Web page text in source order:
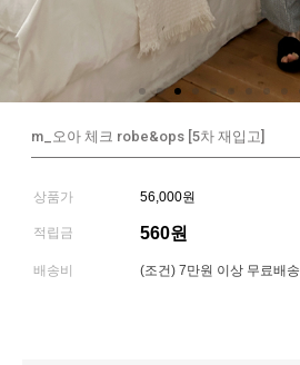
m_오아 체크 robe&ops [5차 재입고]
상품가 56,000원
적립금 560원
배송비 (조건) 7만원 이상 무료배송